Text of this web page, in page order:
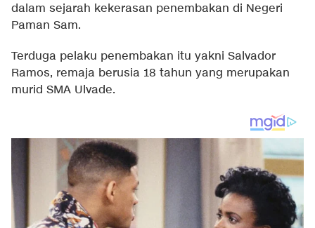
dalam sejarah kekerasan penembakan di Negeri
Paman Sam.
Terduga pelaku penembakan itu yakni Salvador
Ramos, remaja berusia 18 tahun yang merupakan
murid SMA Ulvade.